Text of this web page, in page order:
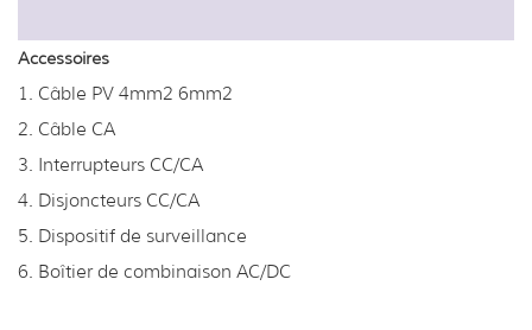
Accessoires
1. Câble PV 4mm2 6mm2
2. Câble CA
3. Interrupteurs CC/CA
4. Disjoncteurs CC/CA
5. Dispositif de surveillance
6. Boîtier de combinaison AC/DC